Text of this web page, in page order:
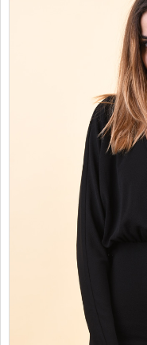
INCALTAMINTE DAMA